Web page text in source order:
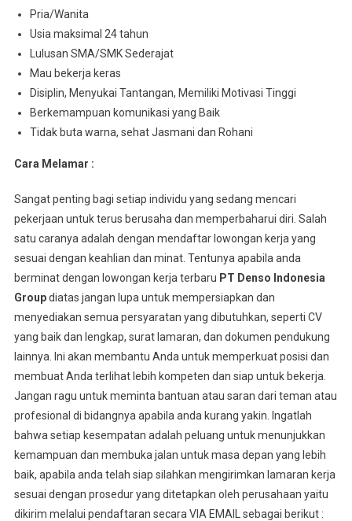
Pria/Wanita
Usia maksimal 24 tahun
Lulusan SMA/SMK Sederajat
Mau bekerja keras
Disiplin, Menyukai Tantangan, Memiliki Motivasi Tinggi
Berkemampuan komunikasi yang Baik
Tidak buta warna, sehat Jasmani dan Rohani
Cara Melamar :
Sangat penting bagi setiap individu yang sedang mencari
pekerjaan untuk terus berusaha dan memperbaharui diri. Salah
satu caranya adalah dengan mendaftar lowongan kerja yang
sesuai dengan keahlian dan minat. Tentunya apabila anda
berminat dengan lowongan kerja terbaru PT Denso Indonesia
Groupdiatas jangan lupa untuk mempersiapkan dan
menyediakan semua persyaratan yang dibutuhkan, seperti CV
yang baik dan lengkap, surat lamaran, dan dokumen pendukung
lainnya. Ini akan membantu Anda untuk memperkuat posisi dan
membuat Anda terlihat lebih kompeten dan siap untuk bekerja.
Jangan ragu untuk meminta bantuan atau saran dari teman atau
profesional di bidangnya apabila anda kurang yakin. Ingatlah
bahwa setiap kesempatan adalah peluang untuk menunjukkan
kemampuan dan membuka jalan untuk masa depan yang lebih
baik, apabila anda telah siap silahkan mengirimkan lamaran kerja
sesuai dengan prosedur yang ditetapkan oleh perusahaan yaitu
dikirim melalui pendaftaran secara VIA EMAIL sebagai berikut :